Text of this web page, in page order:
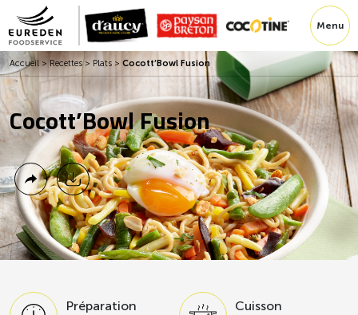
Menu
Accueil >Recettes> Plats > Cocott’Bowl Fusion
Cocott’Bowl Fusion
Préparation
Cuisson